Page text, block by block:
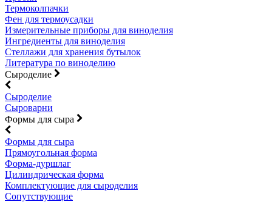
Термоколпачки
Фен для термоусадки
Измерительные приборы для виноделия
Ингредиенты для виноделия
Стеллажи для хранения бутылок
Литература по виноделию
Сыроделие
Сыроделие
Сыроварни
Формы для сыра
Формы для сыра
Прямоугольная форма
Форма-дуршлаг
Цилиндрическая форма
Комплектующие для сыроделия
Сопутствующие